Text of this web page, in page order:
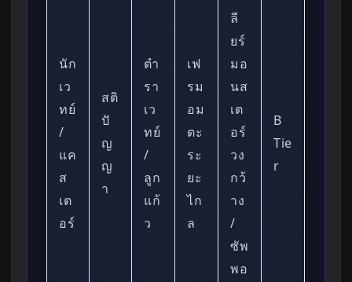
นัก
เว
ทย์
/
แค
ส
เต
อร์
สติ
ปั
ญ
ญ
า
ตำ
รา
เว
ทย์
/
ลูก
แก้
ว
เฟ
รม
อม
ตะ
ระ
ยะ
ไก
ล
ลี
ยร์
มอ
นส
เต
อร์
วง
กว้
าง
/
ซัพ
พอ
B
Tie
r